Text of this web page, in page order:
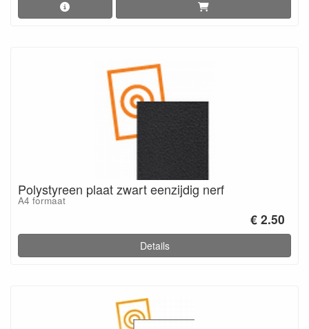
Polystyreen plaat zwart eenzijdig nerf
A4 formaat
€ 2.50
Details